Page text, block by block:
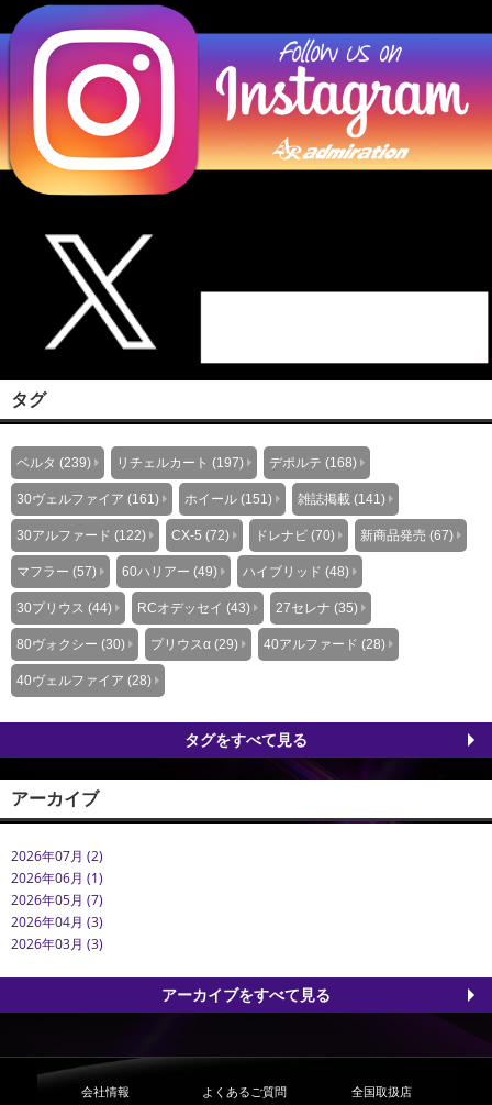
タグ
ベルタ (239) リチェルカート (197) デポルテ (168)
30ヴェルファイア (161) ホイール (151) 雑誌掲載 (141)
30アルファード (122) CX-5 (72) ドレナビ (70) 新商品発売 (67)
マフラー (57) 60ハリアー (49) ハイブリッド (48)
30プリウス (44) RCオデッセイ (43) 27セレナ (35)
80ヴォクシー (30) プリウスα (29) 40アルファード (28)
40ヴェルファイア (28)
タグをすべて見る
アーカイブ
2026年07月 (2)
2026年06月 (1)
2026年05月 (7)
2026年04月 (3)
2026年03月 (3)
アーカイブをすべて見る
会社情報 よくあるご質問 全国取扱店